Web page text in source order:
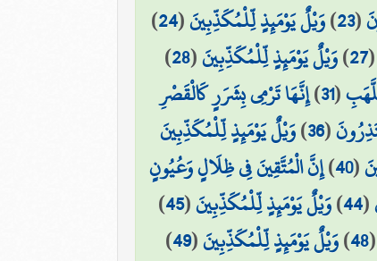
(
23
)وَيْلٌ يَوْمَئِذٍ لِّلْمُكَذِّبِينَ(
24
)
27
)وَيْلٌ يَوْمَئِذٍ لِّلْمُكَذِّبِينَ(
28
)
(
31
)إِنَّهَا تَرْمِي بِشَرَرٍ كَالْقَصْرِ
(
36
)وَيْلٌ يَوْمَئِذٍ لِّلْمُكَذِّبِينَ
(
40
)إِنَّ الْمُتَّقِينَ فِي ظِلَالٍ وَعُيُونٍ
(
44
)وَيْلٌ يَوْمَئِذٍ لِّلْمُكَذِّبِينَ(
45
)
48
)وَيْلٌ يَوْمَئِذٍ لِّلْمُكَذِّبِينَ(
49
)